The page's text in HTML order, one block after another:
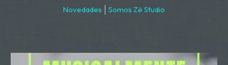
Novedades Somos Zë Studio